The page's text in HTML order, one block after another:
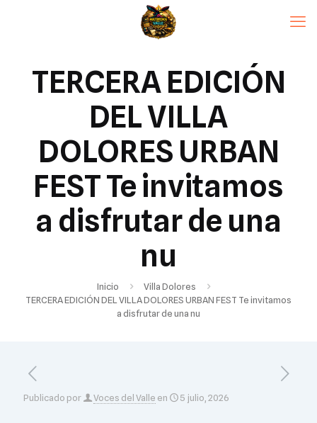
TERCERA EDICIÓN
DEL VILLA
DOLORES URBAN
FEST Te invitamos
a disfrutar de una
nu
Inicio
Villa Dolores
TERCERA EDICIÓN DEL VILLA DOLORES URBAN FEST Te invitamos
a disfrutar de una nu
Publicado por Voces del Valle en 5 julio, 2026